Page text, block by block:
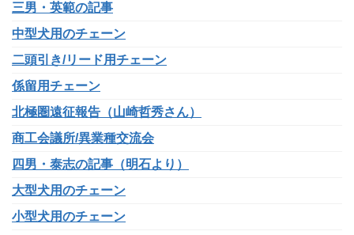
三男・英範の記事
中型犬用のチェーン
二頭引き/リード用チェーン
係留用チェーン
北極圏遠征報告（山崎哲秀さん）
商工会議所/異業種交流会
四男・泰志の記事（明石より）
大型犬用のチェーン
小型犬用のチェーン